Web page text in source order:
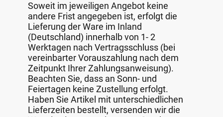
Soweit im jeweiligen Angebot keine
andere Frist angegeben ist, erfolgt die
Lieferung der Ware im Inland
(Deutschland) innerhalb von 1- 2
Werktagen nach Vertragsschluss (bei
vereinbarter Vorauszahlung nach dem
Zeitpunkt Ihrer Zahlungsanweisung).
Beachten Sie, dass an Sonn- und
Feiertagen keine Zustellung erfolgt.
Haben Sie Artikel mit unterschiedlichen
Lieferzeiten bestellt, versenden wir die